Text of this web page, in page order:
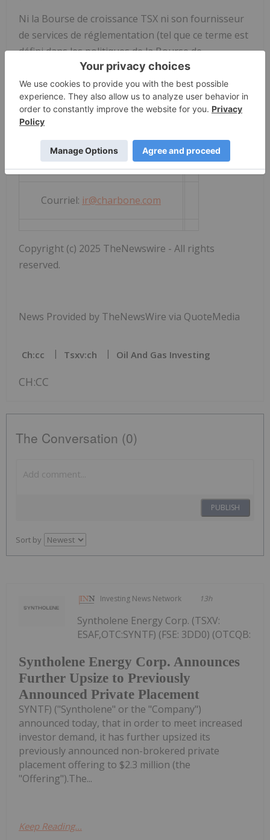
Ni la Bourse de croissance TSX ni son fournisseur
de services de réglementation (tel que ce terme est
défini dans les politiques de la Bourse de
croissance TSX) n'acceptent de responsabilité
quant à la pertinence ou à l'exactitude du présent
communiqué.
Pour contacter Corporation Charbone Hydrogène :
Téléphone bureau: +1 450 678 7171
Courriel: ir@charbone.com
Copyright (c) 2025 TheNewswire - All rights
reserved.
News Provided by TheNewsWire via QuoteMedia
Ch:cc Tsxv:ch Oil And Gas Investing
CH:CC
The Conversation (0)
PUBLISH
Sort by
Investing News Network 13h
Syntholene Energy Corp. Announces
Further Upsize to Previously
Announced Private Placement
Syntholene Energy Corp. (TSXV:
ESAF,OTC:SYNTF) (FSE: 3DD0) (OTCQB:
SYNTF) ("Syntholene" or the "Company")
announced today, that in order to meet increased
investor demand, it has further upsized its
previously announced non-brokered private
placement offering to $2.3 million (the
"Offering").The...
Keep Reading...